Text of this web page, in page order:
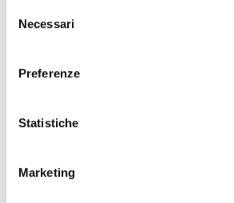
delNecessari
Preferenze
Statistiche
Marketing